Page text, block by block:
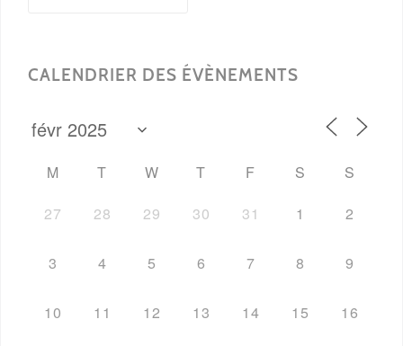
CALENDRIER DES ÉVÈNEMENTS
M T W T F S
S
27
28 29 30 31 1 2
3 4 5 6 7 8 9
10 11 12 13 14 15 16